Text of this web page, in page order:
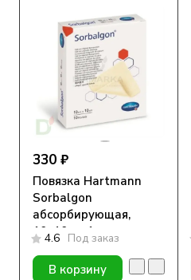
330 ₽
Повязка Hartmann
Sorbalgon
абсорбирующая,
10х10см, 1шт
4.6 Под заказ
В корзину